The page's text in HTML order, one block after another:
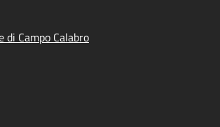
di Campo Calabro